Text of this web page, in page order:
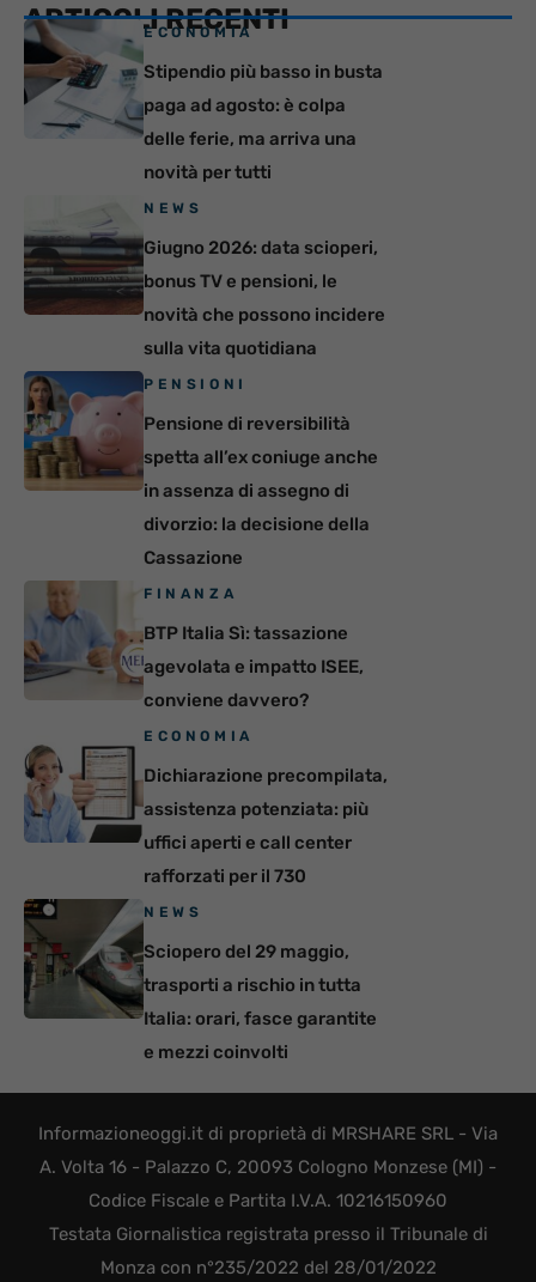
ARTICOLI RECENTI
ECONOMIA
Stipendio più basso in busta
paga ad agosto: è colpa
delle ferie, ma arriva una
novità per tutti
NEWS
Giugno 2026: data scioperi,
bonus TV e pensioni, le
novità che possono incidere
sulla vita quotidiana
PENSIONI
Pensione di reversibilità
spetta all’ex coniuge anche
in assenza di assegno di
divorzio: la decisione della
Cassazione
FINANZA
BTP Italia Sì: tassazione
agevolata e impatto ISEE,
conviene davvero?
ECONOMIA
Dichiarazione precompilata,
assistenza potenziata: più
uffici aperti e call center
rafforzati per il 730
NEWS
Sciopero del 29 maggio,
trasporti a rischio in tutta
Italia: orari, fasce garantite
e mezzi coinvolti
Informazioneoggi.it di proprietà di MRSHARE SRL - Via
A. Volta 16 - Palazzo C, 20093 Cologno Monzese (MI) -
Codice Fiscale e Partita I.V.A. 10216150960
Testata Giornalistica registrata presso il Tribunale di
Monza con n°235/2022 del 28/01/2022